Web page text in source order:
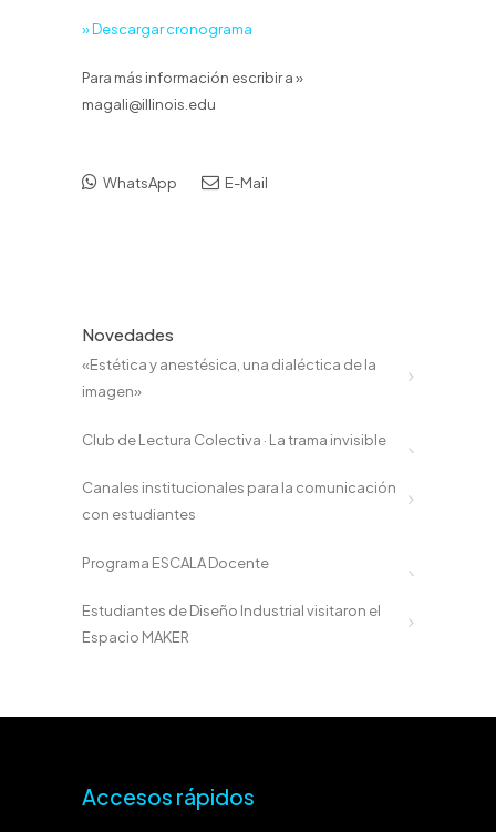
» Descargar cronograma
Para más información escribir a »
magali@illinois.edu
WhatsApp E-Mail
Novedades
«Estética y anestésica, una dialéctica de la
imagen»
Club de Lectura Colectiva · La trama invisible
Canales institucionales para la comunicación
con estudiantes
Programa ESCALA Docente
Estudiantes de Diseño Industrial visitaron el
Espacio MAKER
Accesos rápidos